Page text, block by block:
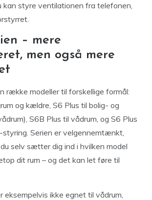
kan styre ventilationen fra telefonen,
– mere
men også mere
række modeller til forskellige formål:
og kældre, S6 Plus til bolig- og
S6B Plus til vådrum, og S6 Plus
Serien er velgennemtænkt,
selv sætter dig ind i hvilken model
dit rum – og det kan let føre til
eksempelvis ikke egnet til vådrum,